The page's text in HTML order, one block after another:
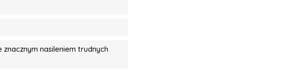
nasileniem trudnych